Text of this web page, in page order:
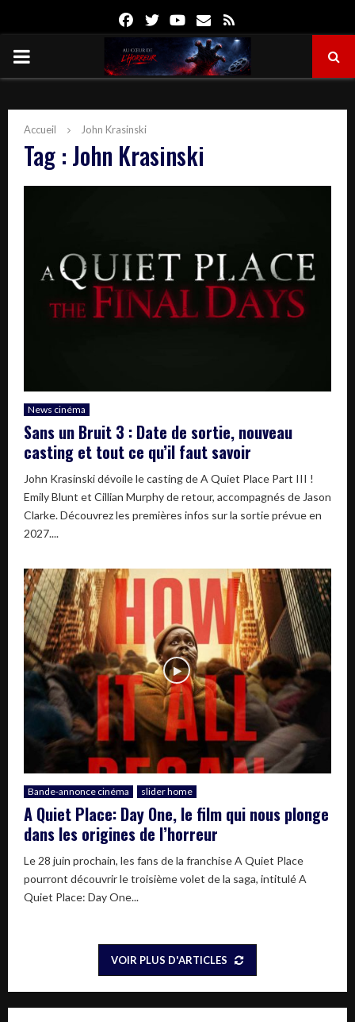
FacebookTwitterYoutube
Email
PRIMARY
Accueil John Krasinski
Tag : John Krasinski
News cinéma
Sans un Bruit 3 : Date de sortie, nouveau
casting et tout ce qu’il faut savoir
John Krasinski dévoile le casting de A Quiet Place Part III !
Emily Blunt et Cillian Murphy de retour, accompagnés de Jason
Clarke. Découvrez les premières infos sur la sortie prévue en
2027....
Bande-annonce cinéma slider home
A Quiet Place: Day One, le film qui nous plonge
dans les origines de l’horreur
Le 28 juin prochain, les fans de la franchise A Quiet Place
pourront découvrir le troisième volet de la saga, intitulé A
Quiet Place: Day One...
VOIR PLUS D'ARTICLES